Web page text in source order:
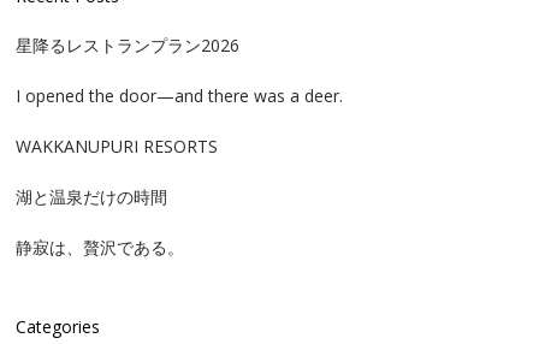
星降るレストランプラン2026
I opened the door—and there was a deer.
WAKKANUPURI RESORTS
湖と温泉だけの時間
静寂は、贅沢である。
Categories